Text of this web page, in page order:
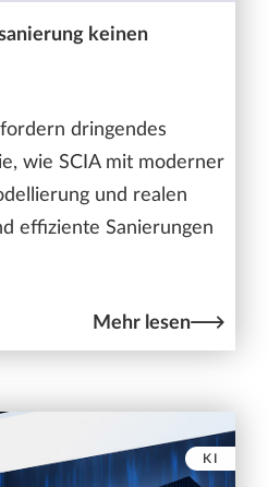
keinen
dringendes
wie SCIA mit moderner
und realen
effiziente Sanierungen
Mehr lesen
KI